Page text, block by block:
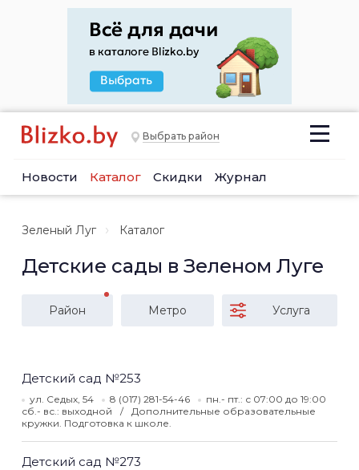
Выбрать район
Новости Каталог Скидки Журнал
Зеленый Луг Каталог
Детские сады в Зеленом Луге
Район Метро Услуга
Детский сад №253
ул. Седых, 54 8 (017) 281-54-46
пн.- пт.: с 07:00 до 19:00
сб.- вс.: выходной
Дополнительные образовательные
кружки. Подготовка к школе.
Детский сад №273